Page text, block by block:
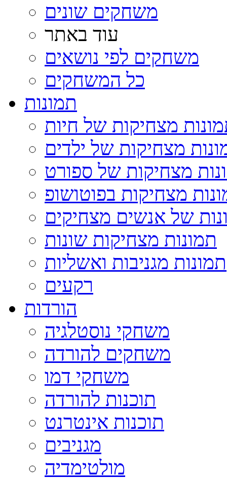
משחקים שונים
עוד באתר
משחקים לפי נושאים
כל המשחקים
תמונות
מצחיקות של חיות
מצחיקות של ילדים
מצחיקות של ספורט
מצחיקות בפוטושופ
של אנשים מצחיקים
תמונות מצחיקות שונות
תמונות מגניבות ואשליות
רקעים
הורדות
משחקי נוסטלגיה
משחקים להורדה
משחקי דמו
תוכנות להורדה
תוכנות אינטרנט
מגניבים
מולטימדיה